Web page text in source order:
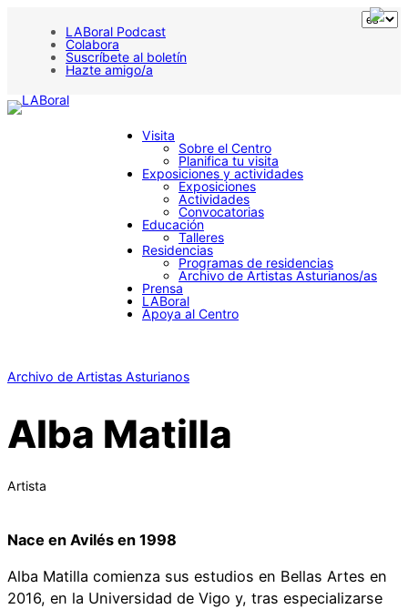
LABoral Podcast
Colabora
Suscríbete al boletín
Hazte amigo/a
Visita
Sobre el Centro
Planifica tu visita
Exposiciones y actividades
Exposiciones
Actividades
Convocatorias
Educación
Talleres
Residencias
Programas de residencias
Archivo de Artistas Asturianos/as
Prensa
LABoral
Apoya al Centro
Archivo de Artistas Asturianos
Alba Matilla
Artista
Nace en Avilés en 1998
Alba Matilla comienza sus estudios en Bellas Artes en
2016, en la Universidad de Vigo y, tras especializarse